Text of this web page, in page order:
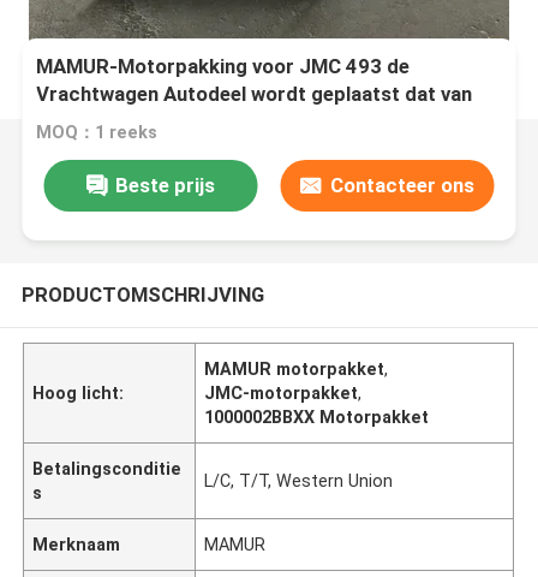
MAMUR-Motorpakking voor JMC 493 de
Vrachtwagen Autodeel wordt geplaatst dat van
Euro2 1000002BBXX
MOQ：1 reeks
Beste prijs Contacteer ons
PRODUCTOMSCHRIJVING
Hoog licht:
MAMUR motorpakket,
JMC-motorpakket,
1000002BBXX Motorpakket
Betalingsconditie
s
L/C, T/T, Western Union
Merknaam MAMUR